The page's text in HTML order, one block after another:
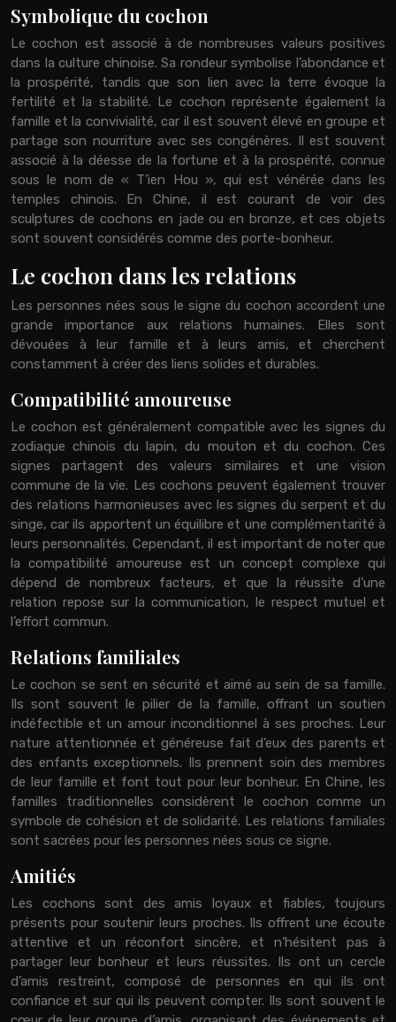
Symbolique du cochon
Le cochon est associé à de nombreuses valeurs positives
dans la culture chinoise. Sa rondeur symbolise l’abondance et
la prospérité, tandis que son lien avec la terre évoque la
fertilité et la stabilité. Le cochon représente également la
famille et la convivialité, car il est souvent élevé en groupe et
partage son nourriture avec ses congénères. Il est souvent
associé à la déesse de la fortune et à la prospérité, connue
sous le nom de « T’ien Hou », qui est vénérée dans les
temples chinois. En Chine, il est courant de voir des
sculptures de cochons en jade ou en bronze, et ces objets
sont souvent considérés comme des porte-bonheur.
Le cochon dans les relations
Les personnes nées sous le signe du cochon accordent une
grande importance aux relations humaines. Elles sont
dévouées à leur famille et à leurs amis, et cherchent
constamment à créer des liens solides et durables.
Compatibilité amoureuse
Le cochon est généralement compatible avec les signes du
zodiaque chinois du lapin, du mouton et du cochon. Ces
signes partagent des valeurs similaires et une vision
commune de la vie. Les cochons peuvent également trouver
des relations harmonieuses avec les signes du serpent et du
singe, car ils apportent un équilibre et une complémentarité à
leurs personnalités. Cependant, il est important de noter que
la compatibilité amoureuse est un concept complexe qui
dépend de nombreux facteurs, et que la réussite d’une
relation repose sur la communication, le respect mutuel et
l’effort commun.
Relations familiales
Le cochon se sent en sécurité et aimé au sein de sa famille.
Ils sont souvent le pilier de la famille, offrant un soutien
indéfectible et un amour inconditionnel à ses proches. Leur
nature attentionnée et généreuse fait d’eux des parents et
des enfants exceptionnels. Ils prennent soin des membres
de leur famille et font tout pour leur bonheur. En Chine, les
familles traditionnelles considèrent le cochon comme un
symbole de cohésion et de solidarité. Les relations familiales
sont sacrées pour les personnes nées sous ce signe.
Amitiés
Les cochons sont des amis loyaux et fiables, toujours
présents pour soutenir leurs proches. Ils offrent une écoute
attentive et un réconfort sincère, et n’hésitent pas à
partager leur bonheur et leurs réussites. Ils ont un cercle
d’amis restreint, composé de personnes en qui ils ont
confiance et sur qui ils peuvent compter. Ils sont souvent le